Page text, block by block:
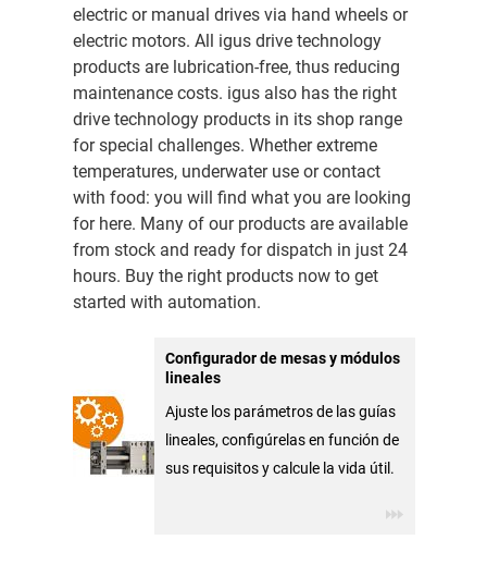
electric or manual drives via hand wheels or
electric motors. All igus drive technology
products are lubrication-free, thus reducing
maintenance costs. igus also has the right
drive technology products in its shop range
for special challenges. Whether extreme
temperatures, underwater use or contact
with food: you will find what you are looking
for here. Many of our products are available
from stock and ready for dispatch in just 24
hours. Buy the right products now to get
started with automation.
Configurador de mesas y módulos
lineales
Ajuste los parámetros de las guías
lineales, configúrelas en función de
sus requisitos y calcule la vida útil.